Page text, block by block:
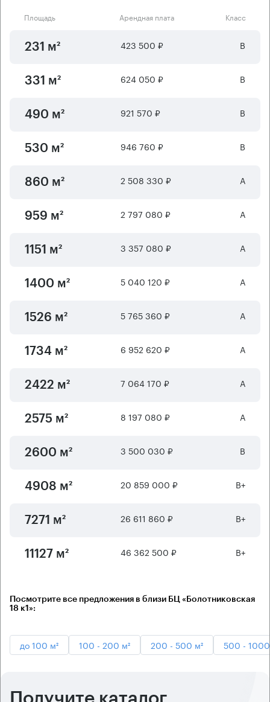
Площадь Арендная плата Класс
231 м² 423 500 ₽ B
331 м² 624 050 ₽ B
490 м² 921 570 ₽ B
530 м² 946 760 ₽ B
860 м² 2 508 330 ₽ А
959 м² 2 797 080 ₽ А
1151 м² 3 357 080 ₽ А
1400 м² 5 040 120 ₽ А
1526 м² 5 765 360 ₽ А
1734 м² 6 952 620 ₽ А
2422 м² 7 064 170 ₽ А
2575 м² 8 197 080 ₽ А
2600 м² 3 500 030 ₽ B
4908 м² 20 859 000 ₽ B+
7271 м² 26 611 860 ₽ B+
11127 м² 46 362 500 ₽ B+
Посмотрите все предложения в близи БЦ «Болотниковская
18 к1»:
до 100 м² 100 - 200 м² 200 - 500 м² 500 -
Получите каталог